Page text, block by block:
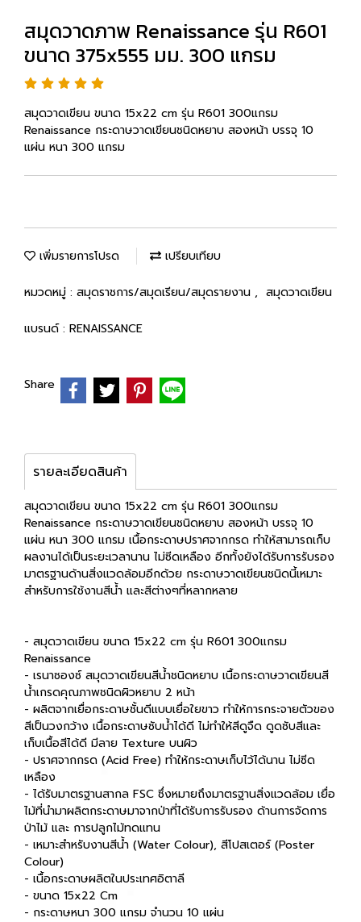
สมุดวาดภาพ Renaissance รุ่น R601
ขนาด 375x555 มม. 300 แกรม
สมุดวาดเขียน ขนาด 15x22 cm รุ่น R601 300แกรม
Renaissance กระดาษวาดเขียนชนิดหยาบ สองหน้า บรรจุ 10
แผ่น หนา 300 แกรม
เพิ่มรายการโปรด เปรียบเทียบ
หมวดหมู่ : สมุดราชการ/สมุดเรียน/สมุดรายงาน , สมุดวาดเขียน
แบรนด์ : RENAISSANCE
Share
รายละเอียดสินค้า
สมุดวาดเขียน ขนาด 15x22 cm รุ่น R601 300แกรม
Renaissance กระดาษวาดเขียนชนิดหยาบ สองหน้า บรรจุ 10
แผ่น หนา 300 แกรม เนื้อกระดาษปราศจากกรด ทำให้สามารถเก็บ
ผลงานได้เป็นระยะเวลานาน ไม่ซีดเหลือง อีกทั้งยังได้รับการรับรอง
มาตรฐานด้านสิ่งแวดล้อมอีกด้วย กระดาษวาดเขียนชนิดนี้เหมาะ
สำหรับการใช้งานสีน้ำ และสีต่างๆที่หลากหลาย
- สมุดวาดเขียน ขนาด 15x22 cm รุ่น R601 300แกรม
Renaissance
- เรนาซองซ์ สมุดวาดเขียนสีน้ำชนิดหยาบ เนื้อกระดาษวาดเขียนสี
น้ำเกรดคุณภาพชนิดผิวหยาบ 2 หน้า
- ผลิตจากเยื่อกระดาษชั้นดีแบบเยื่อใยขาว ทำให้การกระจายตัวของ
สีเป็นวงกว้าง เนื้อกระดาษซับน้ำได้ดี ไม่ทำให้สีดูจืด ดูดซับสีและ
เก็บเนื้อสีได้ดี มีลาย Texture บนผิว
- ปราศจากกรด (Acid Free) ทำให้กระดาษเก็บไว้ได้นาน ไม่ซีด
เหลือง
- ได้รับมาตรฐานสากล FSC ซึ่งหมายถึงมาตรฐานสิ่งแวดล้อม เยื่อ
ไม้ที่นำมาผลิตกระดาษมาจากป่าที่ได้รับการรับรอง ด้านการจัดการ
ป่าไม้ และ การปลูกไม้ทดแทน
- เหมาะสำหรับงานสีน้ำ (Water Colour), สีโปสเตอร์ (Poster
Colour)
- เนื้อกระดาษผลิตในประเทศอิตาลี
- ขนาด 15x22 Cm
- กระดาษหนา 300 แกรม จำนวน 10 แผ่น